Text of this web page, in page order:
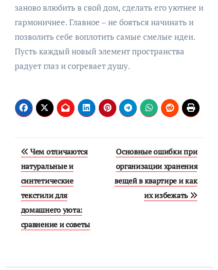
заново влюбить в свой дом, сделать его уютнее и
гармоничнее. Главное – не бояться начинать и
позволить себе воплотить самые смелые идеи.
Пусть каждый новый элемент пространства
радует глаз и согревает душу.
Навигация
по
записям
Чем отличаются
натуральные и
синтетические
текстили для
домашнего уюта:
сравнение и советы
Основные ошибки при
организации хранения
вещей в квартире и как
их избежать